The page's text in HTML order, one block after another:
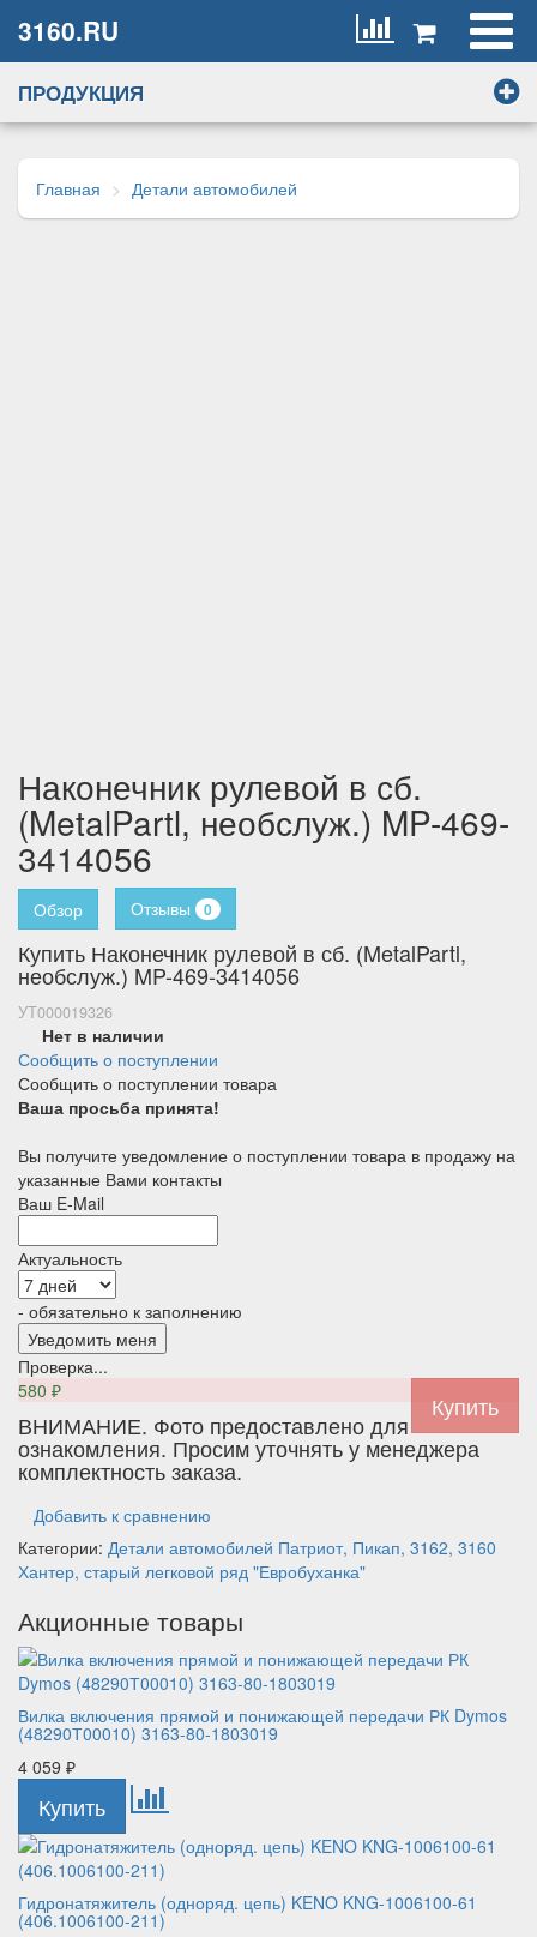
3160.RU
ПРОДУКЦИЯ
Главная Детали автомобилей
Наконечник рулевой в сб.
(MetalPartl, необслуж.) MP-469-
3414056
Обзор Отзывы 0
Купить Наконечник рулевой в сб. (MetalPartl,
необслуж.) MP-469-3414056
УТ000019326
Нет в наличии
Сообщить о поступлении
Сообщить о поступлении товара
Ваша просьба принята!
Вы получите уведомление о поступлении товара в продажу на
указанные Вами контакты
Ваш E-Mail
Актуальность
- обязательно к заполнению
Проверка...
580 ₽
ВНИМАНИЕ. Фото предоставлено для
ознакомления. Просим уточнять у менеджера
комплектность заказа.
Добавить к сравнению
Категории: Детали автомобилей Патриот, Пикап, 3162, 3160
Хантер, старый легковой ряд "Евробуханка"
Акционные товары
Вилка включения прямой и понижающей передачи РК Dymos
(48290Т00010) 3163-80-1803019
4 059 ₽
Гидронатяжитель (одноряд. цепь) KENO KNG-1006100-61
(406.1006100-211)